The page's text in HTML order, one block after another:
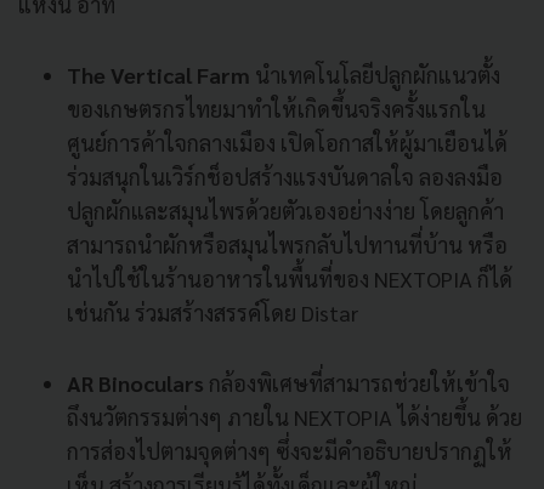
The Vertical Farm นำเทคโนโลยีปลูกผักแนวตั้ง
ของเกษตรกรไทยมาทำให้เกิดขึ้นจริงครั้งแรกใน
ศูนย์การค้าใจกลางเมือง เปิดโอกาสให้ผู้มาเยือนได้
ร่วมสนุกในเวิร์กช็อปสร้างแรงบันดาลใจ ลองลงมือ
ปลูกผักและสมุนไพรด้วยตัวเองอย่างง่าย โดยลูกค้า
สามารถนำผักหรือสมุนไพรกลับไปทานที่บ้าน หรือ
นำไปใช้ในร้านอาหารในพื้นที่ของ NEXTOPIA ก็ได้
เช่นกัน ร่วมสร้างสรรค์โดย Distar
AR Binoculars กล้องพิเศษที่สามารถช่วยให้เข้าใจ
ถึงนวัตกรรมต่างๆ ภายใน NEXTOPIA ได้ง่ายขึ้น ด้วย
การส่องไปตามจุดต่างๆ ซึ่งจะมีคำอธิบายปรากฏให้